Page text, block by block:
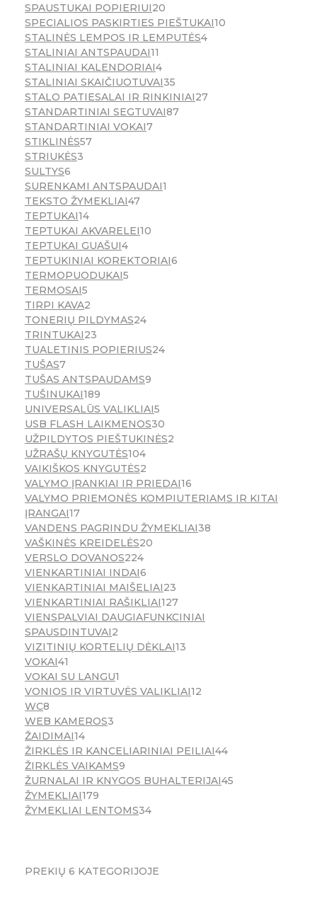
SPAUSTUKAI POPIERIUI20
SPECIALIOS PASKIRTIES PIEŠTUKAI10
STALINĖS LEMPOS IR LEMPUTĖS4
STALINIAI ANTSPAUDAI11
STALINIAI KALENDORIAI4
STALINIAI SKAIČIUOTUVAI35
STALO PATIESALAI IR RINKINIAI27
STANDARTINIAI SEGTUVAI87
STANDARTINIAI VOKAI7
STIKLINĖS57
STRIUKĖS3
SULTYS6
SURENKAMI ANTSPAUDAI1
TEKSTO ŽYMEKLIAI47
TEPTUKAI14
TEPTUKAI AKVARELEI10
TEPTUKAI GUAŠUI4
TEPTUKINIAI KOREKTORIAI6
TERMOPUODUKAI5
TERMOSAI5
TIRPI KAVA2
TONERIŲ PILDYMAS24
TRINTUKAI23
TUALETINIS POPIERIUS24
TUŠAS7
TUŠAS ANTSPAUDAMS9
TUŠINUKAI189
UNIVERSALŪS VALIKLIAI5
USB FLASH LAIKMENOS30
UŽPILDYTOS PIEŠTUKINĖS2
UŽRAŠŲ KNYGUTĖS104
VAIKIŠKOS KNYGUTĖS2
VALYMO ĮRANKIAI IR PRIEDAI16
VALYMO PRIEMONĖS KOMPIUTERIAMS IR KITAI
ĮRANGAI17
VANDENS PAGRINDU ŽYMEKLIAI38
VAŠKINĖS KREIDELĖS20
VERSLO DOVANOS224
VIENKARTINIAI INDAI6
VIENKARTINIAI MAIŠELIAI23
VIENKARTINIAI RAŠIKLIAI127
VIENSPALVIAI DAUGIAFUNKCINIAI
SPAUSDINTUVAI2
VIZITINIŲ KORTELIŲ DĖKLAI13
VOKAI41
VOKAI SU LANGU1
VONIOS IR VIRTUVĖS VALIKLIAI12
WC8
WEB KAMEROS3
ŽAIDIMAI14
ŽIRKLĖS IR KANCELIARINIAI PEILIAI44
ŽIRKLĖS VAIKAMS9
ŽURNALAI IR KNYGOS BUHALTERIJAI45
ŽYMEKLIAI179
ŽYMEKLIAI LENTOMS34
PREKIŲ 6 KATEGORIJOJE